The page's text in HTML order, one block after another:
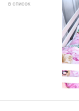
в список